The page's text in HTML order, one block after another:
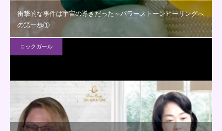
衝撃的な事件は宇宙の導きだった～パワーストーンヒーリングへ
の第一歩①
ロックガール